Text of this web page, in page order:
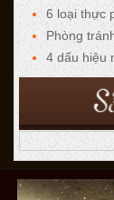
6 loại thực
Phòng
4 dấu hiệu